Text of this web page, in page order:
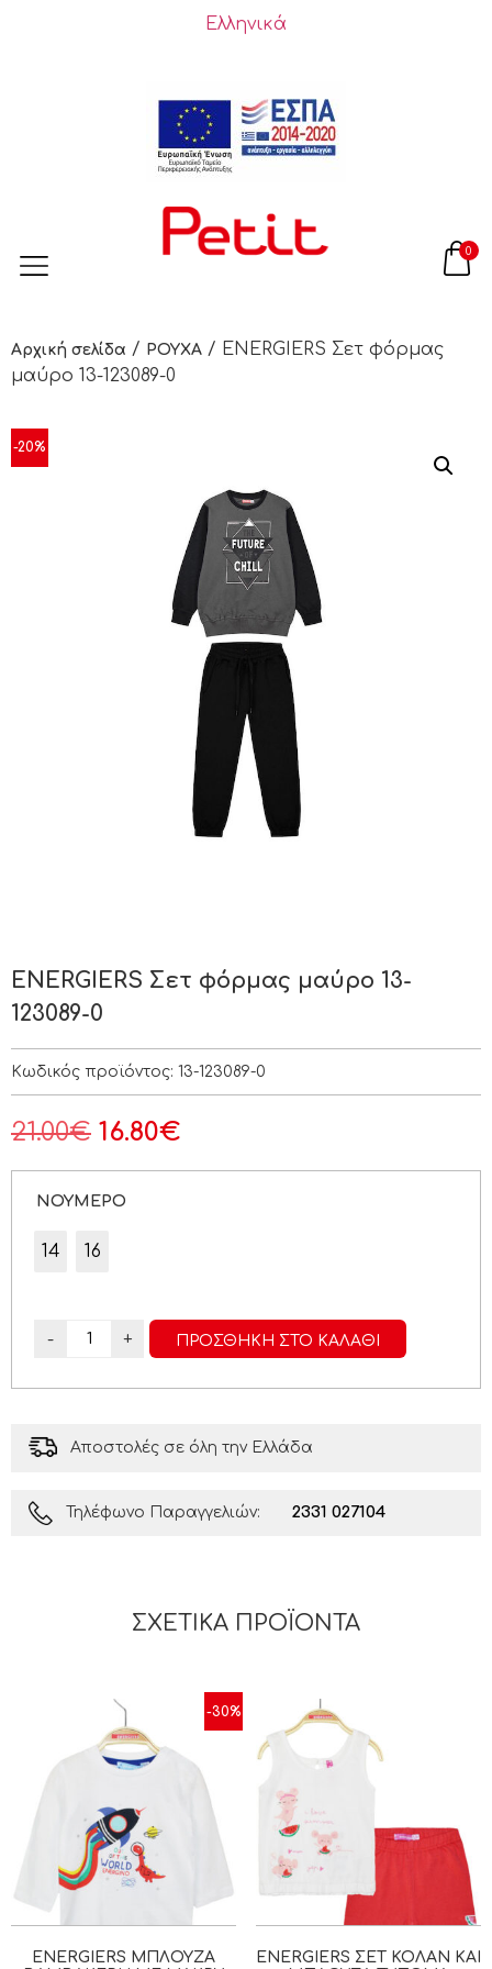
Ελληνικά
0
Αρχική σελίδα / ΡΟΥΧΑ / ENERGIERS Σετ φόρμας
μαύρο 13-123089-0
-20%
ENERGIERS Σετ φόρμας μαύρο 13-
123089-0
Κωδικός προϊόντος: 13-123089-0
21.00€ 16.80€
ΝΟΥΜΕΡΟ
14 16
- + ΠΡΟΣΘΉΚΗ ΣΤΟ ΚΑΛΆΘΙ
Αποστολές σε όλη την Ελλάδα
Τηλέφωνο Παραγγελιών: 2331 027104
ΣΧΕΤΙΚΆ ΠΡΟΪΌΝΤΑ
-30%
ENERGIERS ΜΠΛΟΎΖΑ
ENERGIERS ΣΕΤ ΚΟΛΆΝ ΚΑΙ